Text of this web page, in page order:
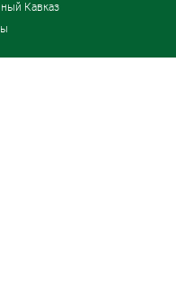
Кавказ